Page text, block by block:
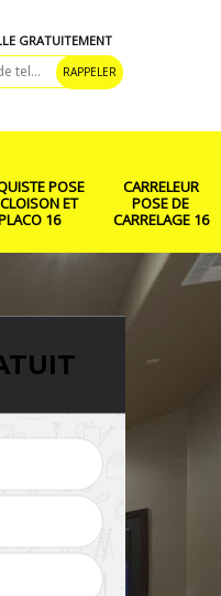
GRATUITEMENT
POSE
ET
16
CARRELEUR
POSE DE
CARRELAGE 16
Rénovation salle de
bain 16